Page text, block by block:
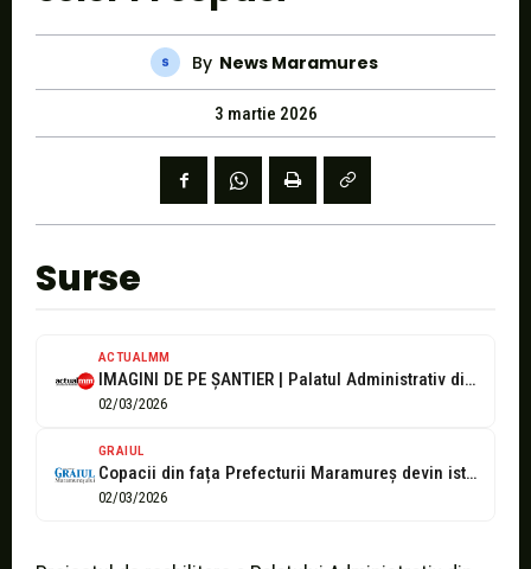
By News Maramures
3 martie 2026
Surse
ACTUALMM
IMAGINI DE PE ȘANTIER | Palatul Administrativ din Baia Mare intră în...
02/03/2026
GRAIUL
Copacii din fața Prefecturii Maramureș devin istorie
02/03/2026